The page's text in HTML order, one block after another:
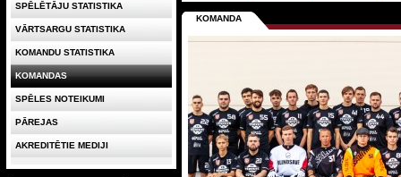
KOMANDA
SPĒLĒTĀJU STATISTIKA
VĀRTSARGU STATISTIKA
KOMANDU STATISTIKA
KOMANDAS
SPĒLES NOTEIKUMI
PĀREJAS
AKREDITĒTIE MEDIJI